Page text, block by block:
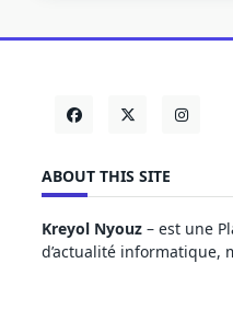
ABOUT THIS SITE
Kreyol Nyouz – est une
d’actualité informatique,